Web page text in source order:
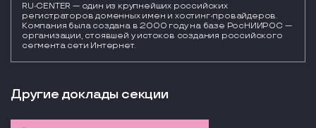
RU-CENTER — один из крупнейших российских
регистраторов доменных имен и хостинг-провайдеров.
Компания была создана в 2000 году на базе РосНИИРОС —
организации, стоявшей у истоков создания российского
сегмента сети Интернет.
Другие доклады секции